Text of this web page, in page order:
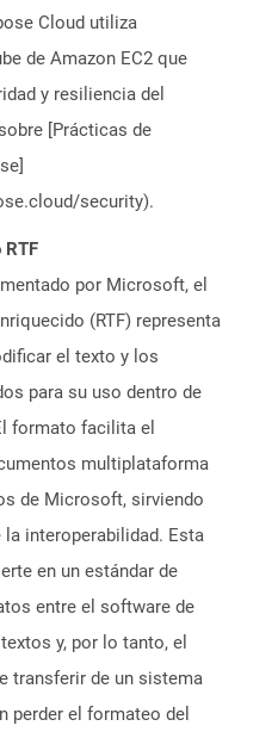
Cloud utiliza
de Amazon EC2 que
y resiliencia del
[Prácticas de
security).
RTF
por Microsoft, el
(RTF) representa
el texto y los
para su uso dentro de
formato facilita el
multiplataforma
de Microsoft, sirviendo
interoperabilidad. Esta
en un estándar de
entre el software de
y, por lo tanto, el
transferir de un sistema
perder el formateo del